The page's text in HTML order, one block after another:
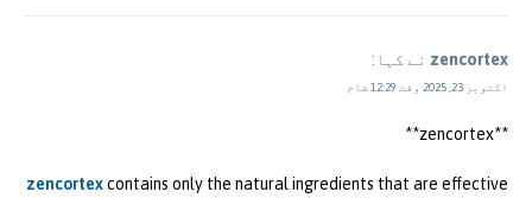
zencortex نے کہا:
اکتوبر 23, 2025 وقت 12:29 شام
**zencortex**
zencortexcontains only the natural ingredients that are effective